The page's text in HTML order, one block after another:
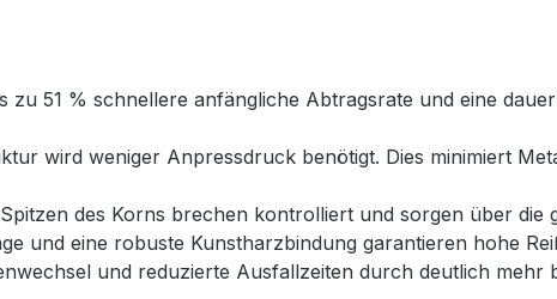
zu 51 % schnellere anfängliche Abtragsrate und eine
wird weniger Anpressdruck benötigt. Dies minimiert
des Korns brechen kontrolliert und sorgen über die
und eine robuste Kunstharzbindung garantieren hohe
und reduzierte Ausfallzeiten durch deutlich mehr